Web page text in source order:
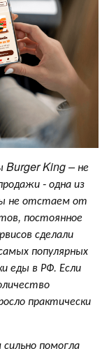
Burger King – не
- одна из
не отстаем от
постоянное
сделали
популярных
еды в РФ. Если
практически
помогла